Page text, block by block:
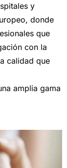
y
donde
que
con la
calidad que
amplia gama